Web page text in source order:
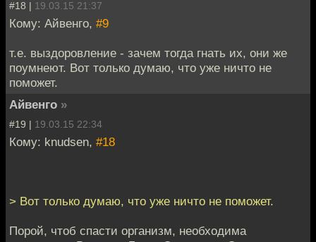
#18 | 19.03.15 21:37
Кому: Айвенго, #9
т.е. выздоровление - зачем тогда гнать их, они же
поумнеют. Вот только думаю, что уже ничто не
поможет.
Айвенго »
#19 | 19.03.15 22:34
Кому: knudsen, #18
> Вот только думаю, что уже ничто не поможет.
Порой, чтоб спасти организм, необходима